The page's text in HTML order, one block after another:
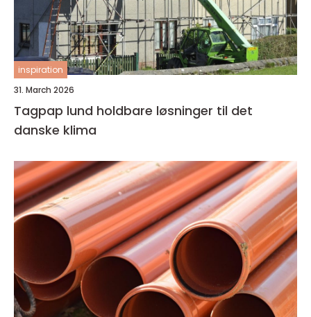
inspiration
31. March 2026
Tagpap lund holdbare løsninger til det
danske klima